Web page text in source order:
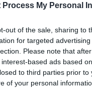
Process My Personal
out of the sale, sharing to
for targeted
Please note that
based ads based
to third parties prior
of your personal